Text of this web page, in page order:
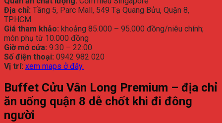
Địa chỉ: Tầng 5, Parc Mall, 549 Tạ Quang Bửu, Quận 8,
TP. HCM
Giá tham khảo: khoảng 85.000 – 95.000 đồng/niêu chính;
món phụ từ 10.000 đồng
Giờ mở cửa: 9:30 – 22:00
Số điện thoại: 0942 982 020
Vị trí: xem maps ởđây.
Buffet Cửu Vân Long Premium – địa chỉ
ăn uống quận 8 dễ chốt khi đi đông
người